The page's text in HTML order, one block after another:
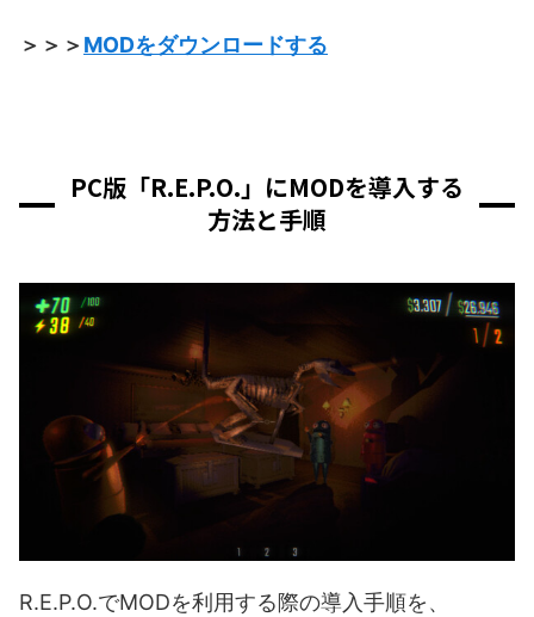
＞＞＞MODをダウンロードする
PC版「R.E.P.O.」にMODを導入する
方法と手順
R.E.P.O.でMODを利用する際の導入手順を、